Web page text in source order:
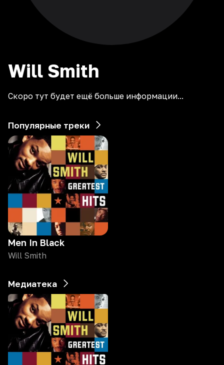
Will Smith
Скоро тут будет ещё больше информации...
Популярные треки
Men In Black
Will Smith
Медиатека